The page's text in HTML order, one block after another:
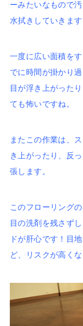
ーみたいなもので
水拭きしていきます
一度に広い面積を
でに時間が掛かり
目が浮き上がった
ても怖いですね。
またこの作業は、
き上がったり、反
張します。
このフローリング
目の洗剤を残さず
ドが肝心です！目
ど、リスクが高くな